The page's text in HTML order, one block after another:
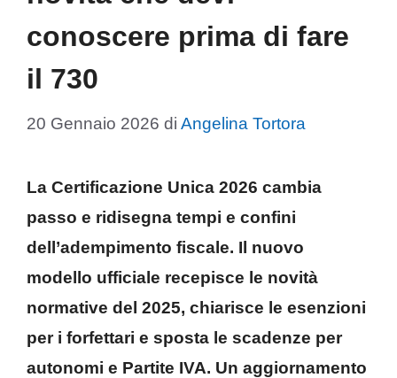
conoscere prima di fare
il 730
20 Gennaio 2026 di Angelina Tortora
La Certificazione Unica 2026 cambia
passo e ridisegna tempi e confini
dell’adempimento fiscale. Il nuovo
modello ufficiale recepisce le novità
normative del 2025, chiarisce le esenzioni
per i forfettari e sposta le scadenze per
autonomi e Partite IVA. Un aggiornamento